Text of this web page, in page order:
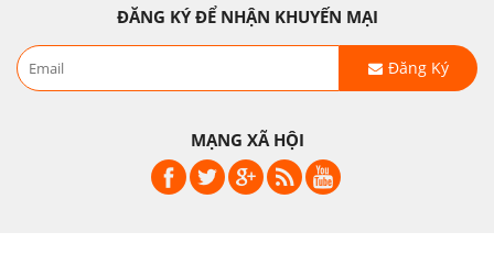
ĐĂNG KÝ ĐỂ NHẬN KHUYẾN MẠI
Đăng Ký
MẠNG XÃ HỘI